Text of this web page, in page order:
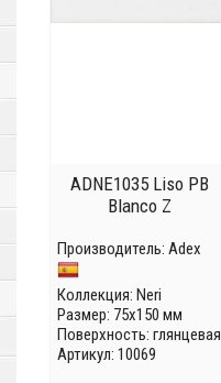
ADNE1035 Liso PB
Blanco Z
Производитель: Adex
Коллекция: Neri
Размер: 75x150 мм
Поверхность: глянцевая
Артикул: 10069